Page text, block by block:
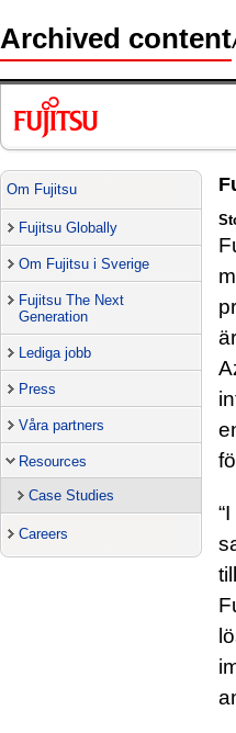
Archived content
Om Fujitsu
Fujitsu Globally
Om Fujitsu i Sverige
Fujitsu The Next
Generation
Lediga jobb
Press
Våra partners
Resources
Case Studies
Careers